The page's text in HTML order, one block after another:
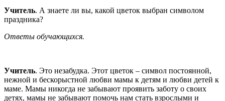
Учитель. А знаете ли вы, какой цветок выбран символом
праздника?
Ответы обучающихся.
Учитель. Это незабудка. Этот цветок – символ постоянной,
нежной и бескорыстной любви мамы к детям и любви детей к
маме. Мамы никогда не забывают проявить заботу о своих
детях, мамы не забывают помочь нам стать взрослыми и